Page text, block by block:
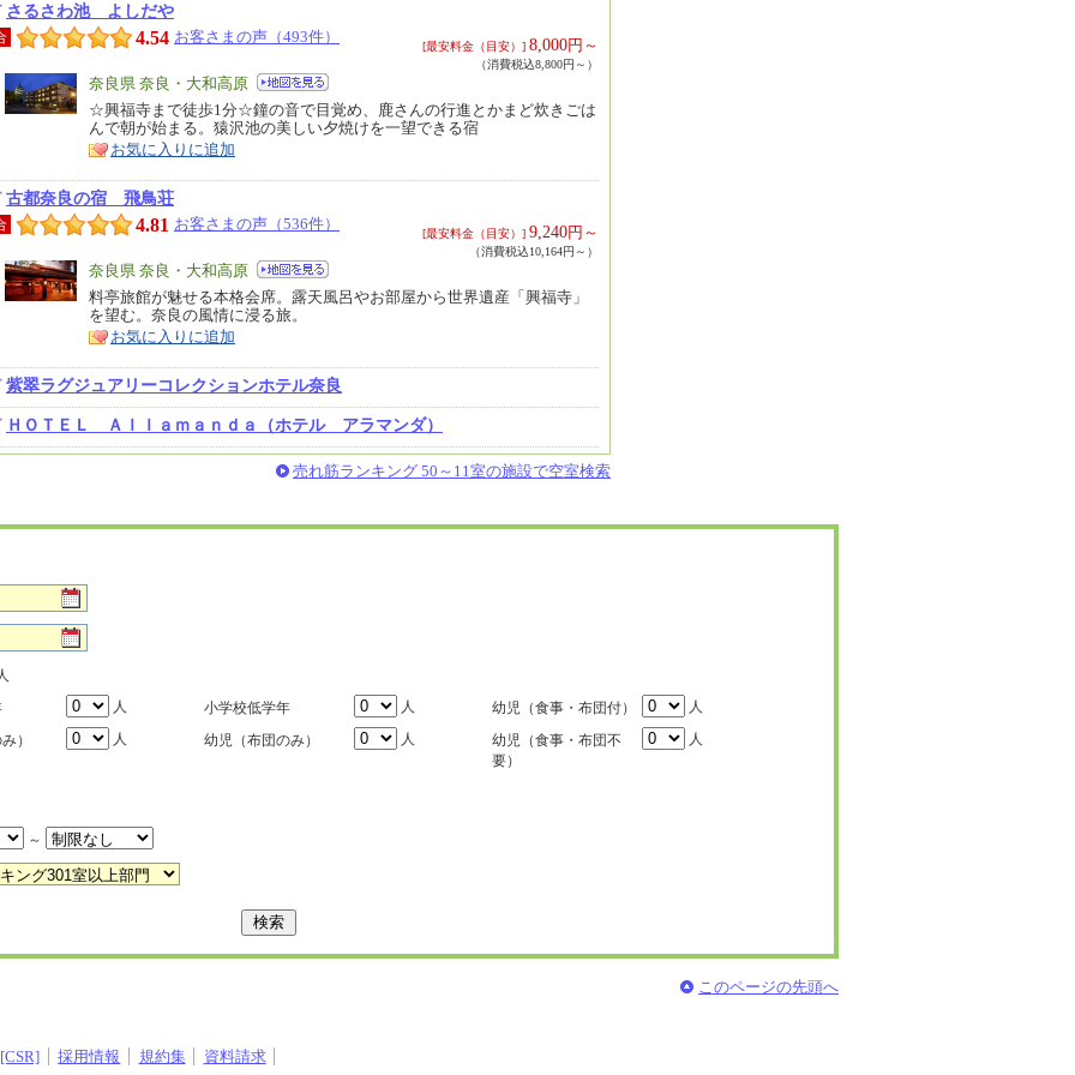
さるさわ池 よしだや
4.54 お客さまの声（493件）
[最安料金（目安）] 8,000円～
（消費税込8,800円～）
エ
リ
ア
奈良県 奈良・大和高原
特
徴
☆興福寺まで徒歩1分☆鐘の音で目覚め、鹿さんの行進とかまど炊きごは
んで朝が始まる。猿沢池の美しい夕焼けを一望できる宿
お気に入りに追加
古都奈良の宿 飛鳥荘
4.81 お客さまの声（536件）
[最安料金（目安）] 9,240円～
（消費税込10,164円～）
エ
リ
ア
奈良県 奈良・大和高原
特
徴
料亭旅館が魅せる本格会席。露天風呂やお部屋から世界遺産「興福寺」
を望む。奈良の風情に浸る旅。
お気に入りに追加
紫翠ラグジュアリーコレクションホテル奈良
ＨＯＴＥＬ Ａｌｌａｍａｎｄａ（ホテル アラマンダ）
売れ筋ランキング 50～11室の施設で空室検索
人 小学校低学年 人 幼児（食事・布団付）
人
）
人 幼児（布団のみ） 人
幼児（食事・布団不
要）
人
～
このページの先頭へ
採用情報 規約集 資料請求